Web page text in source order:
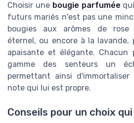
Choisir une bougie parfumée
futurs mariés n'est pas une
bougies aux arômes de rose
éternel, ou encore à la lavande,
apaisante et élégante.
gamme des senteurs un
permettant ainsi
note qui lui est propre.
Conseils pour un choix